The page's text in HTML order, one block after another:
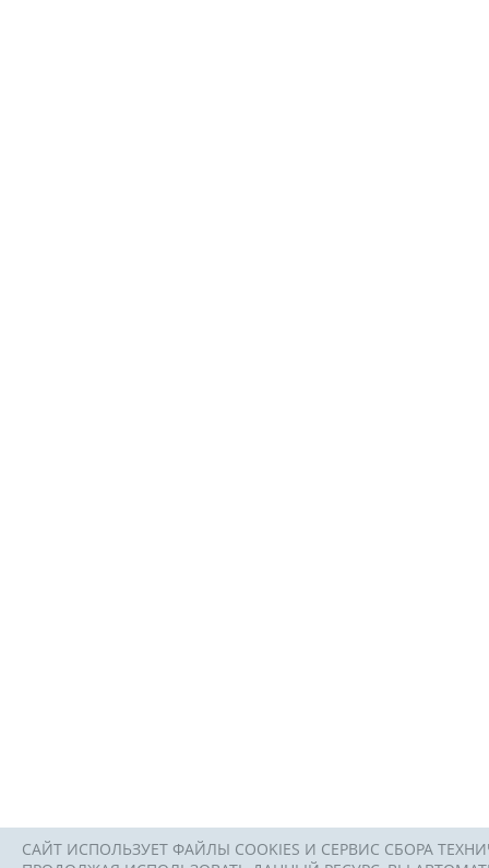
САЙТ ИСПОЛЬЗУЕТ ФАЙЛЫ COOKIES И СЕРВИС СБОРА